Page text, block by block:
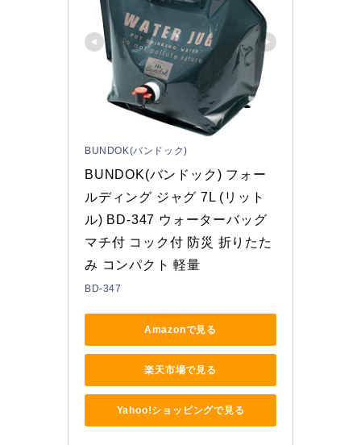
BUNDOK(バンドック)
BUNDOK(バンドック) フォー
ルディング ジャグ 7L (リット
ル) BD-347 ウォーターバッグ
マチ付 コック付 防災 折りたた
み コンパクト 軽量
BD-347
Amazonで見る
楽天市場で見る
Yahoo!ショッピングで見る